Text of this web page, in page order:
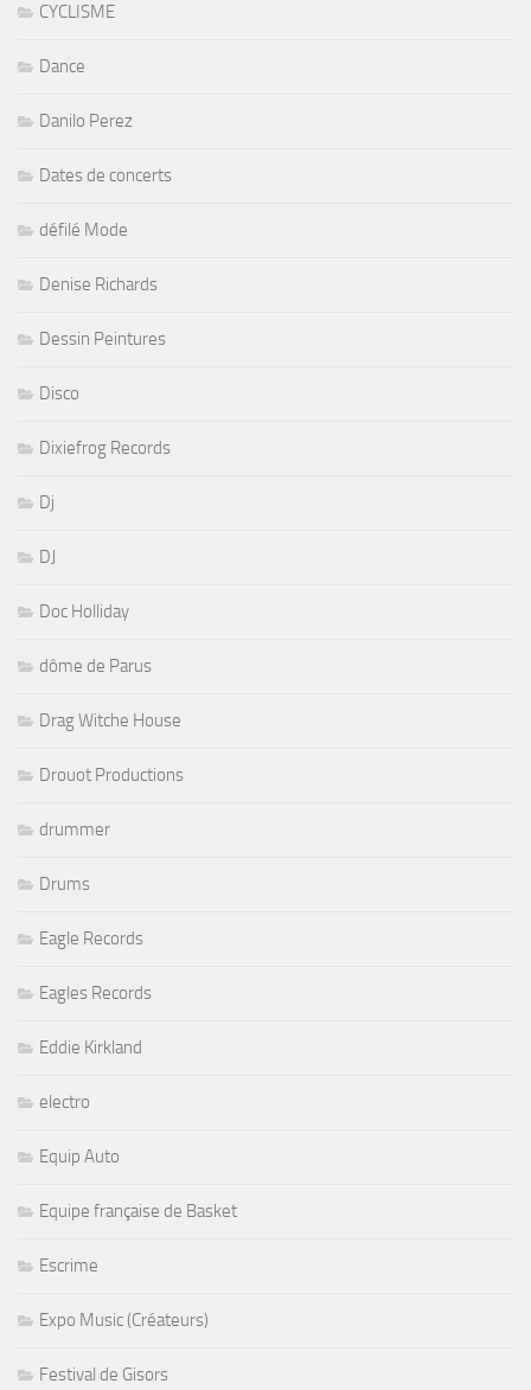
CYCLISME
Dance
Danilo Perez
Dates de concerts
défilé Mode
Denise Richards
Dessin Peintures
Disco
Dixiefrog Records
Dj
DJ
Doc Holliday
dôme de Parus
Drag Witche House
Drouot Productions
drummer
Drums
Eagle Records
Eagles Records
Eddie Kirkland
electro
Equip Auto
Equipe française de Basket
Escrime
Expo Music (Créateurs)
Festival de Gisors